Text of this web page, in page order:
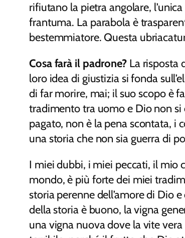
rifiutano la pietra angolare,
frantuma. La parabola è
bestemmiatore. Questa
Cosa farà il padrone?La risposta
loro idea di giustizia si fonda
di far morire, mai; il suo scopo è
tradimento tra uomo e Dio non
pagato, non è la pena scontata, i
una storia che non sia guerra di
I miei dubbi, i miei peccati, il mio
mondo, è più forte dei miei
storia perenne dell’amore di Dio
della storia è buono, la vigna
una vigna nuova dove la vite